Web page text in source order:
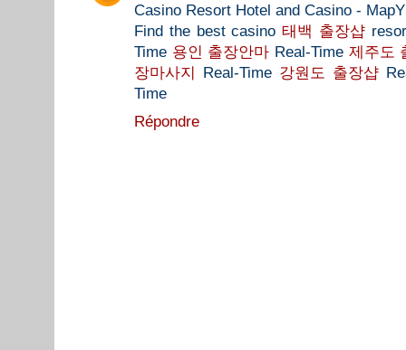
Casino Resort Hotel and Casino -
Find the best casino태백 출장샵
Time 용인 출장안마 Real-Time 제주도
장마사지
Real-Time 강원도 출장샵
Time
Répondre